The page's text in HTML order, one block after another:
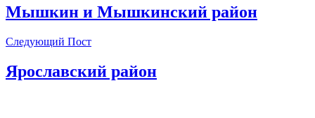
Мышкин и Мышкинский район
Следующий Пост
Ярославский район